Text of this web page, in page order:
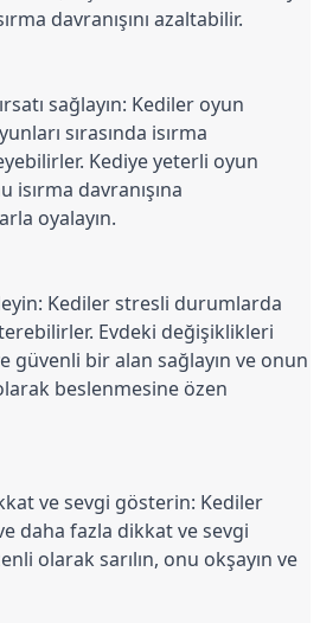
Köpek Ödül Mamaları Ve Yaş
davranışını azaltabilir.
sağlayın: Kediler oyun
sırasında isırma
Kediye yeterli oyun
isırma davranışına
oyalayın.
Kediler stresli durumlarda
Evdeki değişiklikleri
güvenli bir alan sağlayın ve onun
beslenmesine özen
ve sevgi gösterin: Kediler
daha fazla dikkat ve sevgi
olarak sarılın, onu okşayın ve